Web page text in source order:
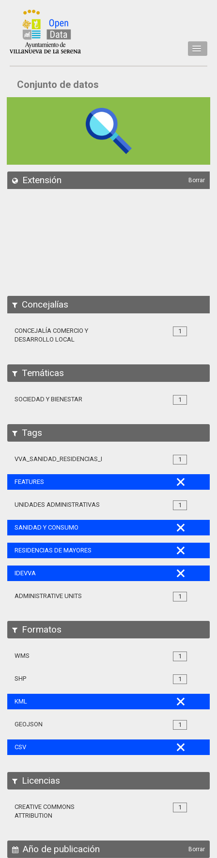
Inicio
Datos
API
Conjunto de datos
Extensión Borrar
Concejalías
1
CONCEJALÍA COMERCIO Y
DESARROLLO LOCAL
Temáticas
1
SOCIEDAD Y BIENESTAR
Tags
1
VVA_SANIDAD_RESIDENCIAS_MAYORES_105
FEATURES
1
UNIDADES ADMINISTRATIVAS
SANIDAD Y CONSUMO
RESIDENCIAS DE MAYORES
IDEVVA
1
ADMINISTRATIVE UNITS
Formatos
1
WMS
1
SHP
KML
1
GEOJSON
CSV
Licencias
1
CREATIVE COMMONS
ATTRIBUTION
Año de publicación Borrar